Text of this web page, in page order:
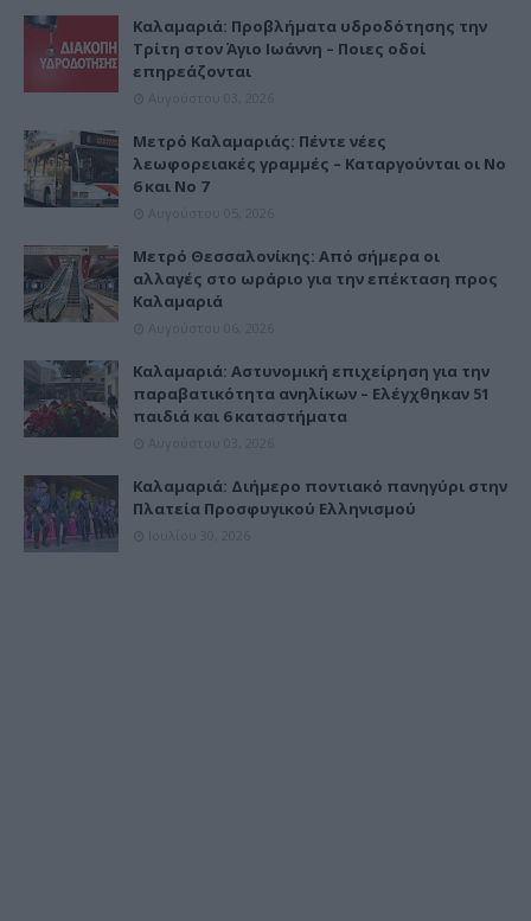
Καλαμαριά: Προβλήματα υδροδότησης την
Τρίτη στον Άγιο Ιωάννη – Ποιες οδοί
επηρεάζονται
Μετρό Καλαμαριάς: Πέντε νέες
λεωφορειακές γραμμές – Καταργούνται οι Νο
6 και Νο 7
Μετρό Θεσσαλονίκης: Από σήμερα οι
αλλαγές στο ωράριο για την επέκταση προς
Καλαμαριά
Καλαμαριά: Αστυνομική επιχείρηση για την
παραβατικότητα ανηλίκων – Ελέγχθηκαν 51
παιδιά και 6 καταστήματα
Καλαμαριά: Διήμερο ποντιακό πανηγύρι στην
Πλατεία Προσφυγικού Ελληνισμού